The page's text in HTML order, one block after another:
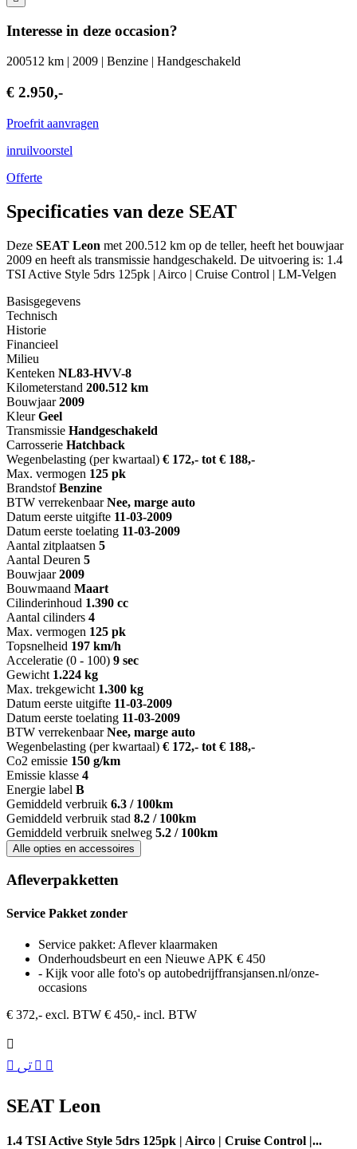
Interesse in deze occasion?
200512 km | 2009 | Benzine | Handgeschakeld
€ 2.950,-
Proefrit aanvragen
inruilvoorstel
Offerte
Specificaties van deze SEAT
Deze SEAT Leon met 200.512 km op de teller, heeft het bouwjaar
2009 en heeft als transmissie handgeschakeld. De uitvoering is: 1.4
TSI Active Style 5drs 125pk | Airco | Cruise Control | LM-Velgen
Basisgegevens
Technisch
Historie
Financieel
Milieu
Kenteken NL83-HVV-8
Kilometerstand 200.512 km
Bouwjaar 2009
Kleur Geel
Transmissie Handgeschakeld
Carrosserie Hatchback
Wegenbelasting (per kwartaal) € 172,- tot € 188,-
Max. vermogen 125 pk
Brandstof Benzine
BTW verrekenbaar Nee, marge auto
Datum eerste uitgifte 11-03-2009
Datum eerste toelating 11-03-2009
Aantal zitplaatsen 5
Aantal Deuren 5
Bouwjaar 2009
Bouwmaand Maart
Cilinderinhoud 1.390 cc
Aantal cilinders 4
Max. vermogen 125 pk
Topsnelheid 197 km/h
Acceleratie (0 - 100) 9 sec
Gewicht 1.224 kg
Max. trekgewicht 1.300 kg
Datum eerste uitgifte 11-03-2009
Datum eerste toelating 11-03-2009
BTW verrekenbaar Nee, marge auto
Wegenbelasting (per kwartaal) € 172,- tot € 188,-
Co2 emissie 150 g/km
Emissie klasse 4
Energie label B
Gemiddeld verbruik 6.3 / 100km
Gemiddeld verbruik stad 8.2 / 100km
Gemiddeld verbruik snelweg 5.2 / 100km
Alle opties en accessoires
Afleverpakketten
Service Pakket zonder
Service pakket: Aflever klaarmaken
Onderhoudsbeurt en een Nieuwe APK € 450
- Kijk voor alle foto's op autobedrijffransjansen.nl/onze-
occasions
€ 372,- excl. BTW € 450,- incl. BTW
SEAT Leon
1.4 TSI Active Style 5drs 125pk | Airco | Cruise Control |...